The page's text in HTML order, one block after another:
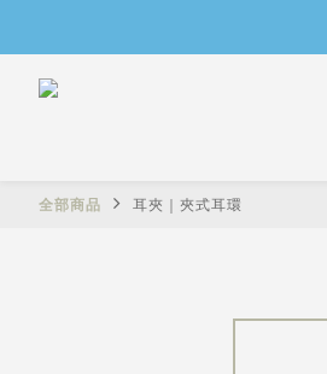
全部商品 耳夾｜夾式耳環